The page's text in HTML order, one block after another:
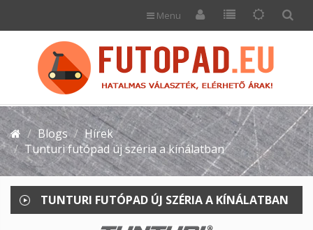
Menu
Blogs
Hírek
Tunturi futópad új széria a kínálatban
TUNTURI FUTÓPAD ÚJ SZÉRIA A KÍNÁLATBAN